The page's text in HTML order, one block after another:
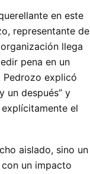
en este
representante de
llega
pena en un
Pedrozo explicó
un después” y
el
aislado, sino un
un impacto